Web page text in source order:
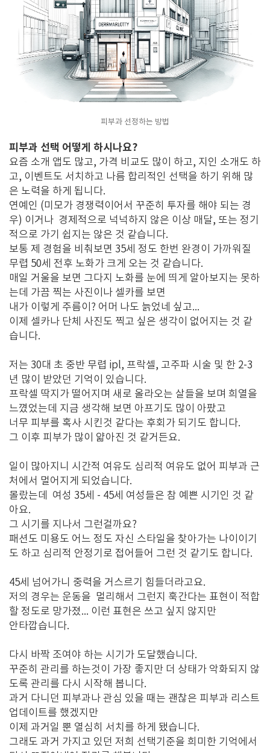
피부과 선정하는 방법
피부과 선택 어떻게 하시나요?
요즘 소개 앱도 많고, 가격 비교도 많이 하고, 지인 소개도 하
고, 이벤트도 서치하고 나름 합리적인 선택을 하기 위해 많
은 노력을 하게 됩니다.
연예인 (미모가 경쟁력이어서 꾸준히 투자를 해야 되는 경
우) 이거나 경제적으로 넉넉하지 않은 이상 매달, 또는 정기
적으로 가기 쉽지는 않은 것 같습니다.
보통 제 경험을 비춰보면 35세 정도 한번 완경이 가까워질
무렵 50세 전후 노화가 크게 오는 것 같습니다.
매일 거울을 보면 그다지 노화를 눈에 띄게 알아보지는 못하
는데 가끔 찍는 사진이나 셀카를 보면
내가 이렇게 주름이? 어머 나도 늙었네 싶고...
이제 셀카나 단체 사진도 찍고 싶은 생각이 없어지는 것 같
습니다.
저는 30대 초 중반 무렵 ipl, 프락셀, 고주파 시술 및 한 2-3
년 많이 받았던 기억이 있습니다.
프락셀 딱지가 떨어지며 새로 올라오는 살들을 보며 희열을
느꼈었는데 지금 생각해 보면 아프기도 많이 아팠고
너무 피부를 혹사 시킨것 같다는 후회가 되기도 합니다.
그 이후 피부가 많이 얇아진 것 같거든요.
일이 많아지니 시간적 여유도 심리적 여유도 없어 피부과 근
처에서 멀어지게 되었습니다.
몰랐는데 여성 35세 - 45세 여성들은 참 예쁜 시기인 것 같
아요.
그 시기를 지나서 그런걸까요?
패션도 미용도 어느 정도 자신 스타일을 찾아가는 나이이기
도 하고 심리적 안정기로 접어들어 그런 것 같기도 합니다.
45세 넘어가니 중력을 거스르기 힘들더라고요.
저의 경우는 운동을 멀리해서 그런지 훅간다는 표현이 적합
할 정도로 망가졌... 이런 표현은 쓰고 싶지 않지만
안타깝습니다.
다시 바짝 조여야 하는 시기가 도달했습니다.
꾸준히 관리를 하는것이 가장 좋지만 더 상태가 악화되지 않
도록 관리를 다시 시작해 봅니다.
과거 다니던 피부과나 관심 있을 때는 괜찮은 피부과 리스트
업데이트를 했겠지만
이제 과거일 뿐 열심히 서치를 하게 됐습니다.
그래도 과거 가지고 있던 저희 선택기준을 희미한 기억에서